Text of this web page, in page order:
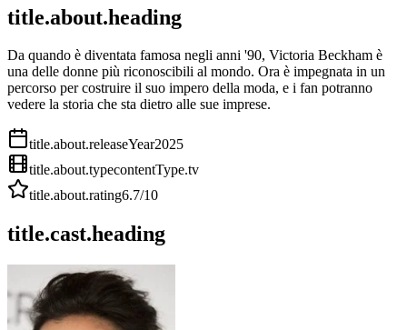
title.about.heading
Da quando è diventata famosa negli anni '90, Victoria Beckham è
una delle donne più riconoscibili al mondo. Ora è impegnata in un
percorso per costruire il suo impero della moda, e i fan potranno
vedere la storia che sta dietro alle sue imprese.
title.about.releaseYear2025
title.about.typecontentType.tv
title.about.rating6.7/10
title.cast.heading